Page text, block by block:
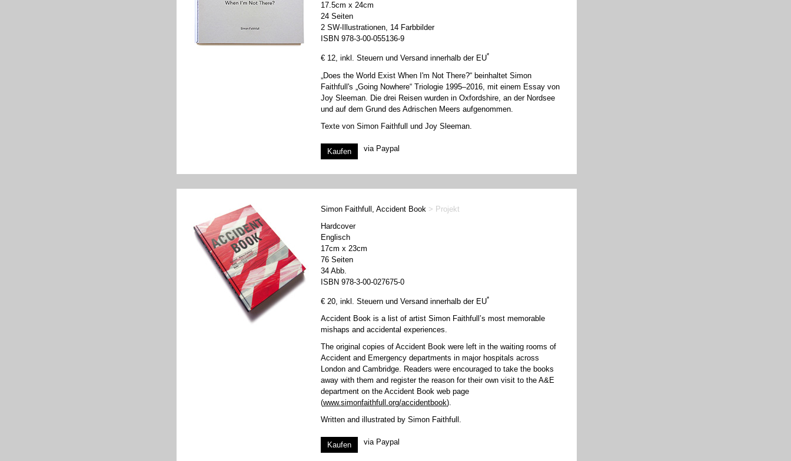
17.5cm x 24cm
24 Seiten
2 SW-Illustrationen, 14 Farbbilder
ISBN 978-3-00-055136-9
€ 12, inkl. Steuern und Versand innerhalb der EU*
„Does the World Exist When I'm Not There?“ beinhaltet Simon
Faithfull's „Going Nowhere“ Triologie 1995–2016, mit einem Essay von
Joy Sleeman. Die drei Reisen wurden in Oxfordshire, an der Nordsee
und auf dem Grund des Adrischen Meers aufgenommen.
Texte von Simon Faithfull und Joy Sleeman.
via Paypal
Simon Faithfull, Accident Book > Projekt
Hardcover
Englisch
17cm x 23cm
76 Seiten
34 Abb.
ISBN 978-3-00-027675-0
€ 20, inkl. Steuern und Versand innerhalb der EU*
Accident Book is a list of artist Simon Faithfull’s most memorable
mishaps and accidental experiences.
The original copies of Accident Book were left in the waiting rooms of
Accident and Emergency departments in major hospitals across
London and Cambridge. Readers were encouraged to take the books
away with them and register the reason for their own visit to the A&E
department on the Accident Book web page
(www.simonfaithfull.org/accidentbook).
Written and illustrated by Simon Faithfull.
via Paypal